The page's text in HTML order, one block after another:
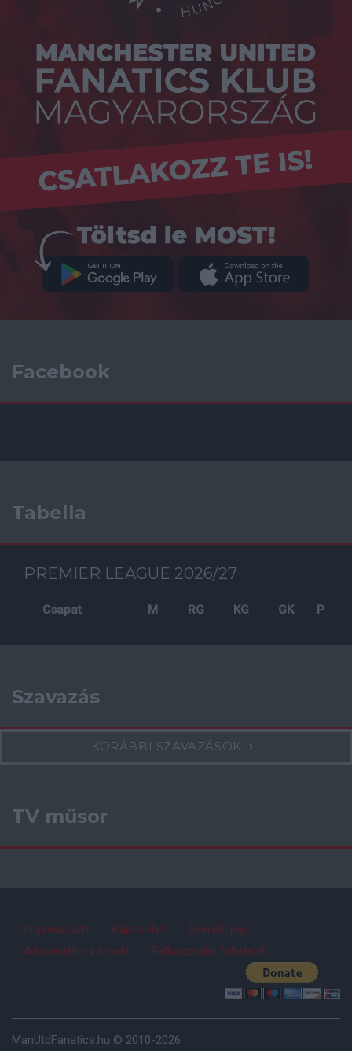
Facebook
Tabella
PREMIER LEAGUE 2026/27
Csapat M RG KG GK P
Szavazás
KORÁBBI SZAVAZÁSOK
TV műsor
Impresszum Kapcsolat
Szerzői jog
Adatvédelmi irányelv
Felhasználói feltételek
ManUtdFanatics.hu © 2010-2026